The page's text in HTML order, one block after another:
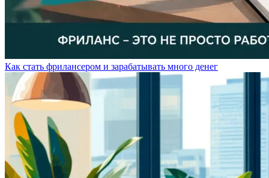
Как стать фрилансером и зарабатывать много денег